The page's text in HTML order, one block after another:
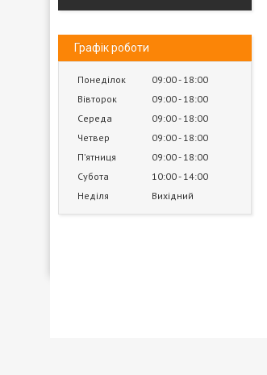
Графік роботи
Понеділок 09:00 18:00
Вівторок
09:00 18:00
Середа
09:00 18:00
Четвер
09:00 18:00
Пʼятниця
09:00 18:00
Субота
10:00 14:00
Неділя
Вихідний